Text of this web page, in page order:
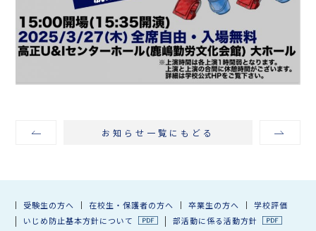
お知らせ一覧にもどる
受験生の方へ 在校生・保護者の方へ 卒業生の方へ
学校評価
いじめ防止基本方針について
部活動に係る活動方針